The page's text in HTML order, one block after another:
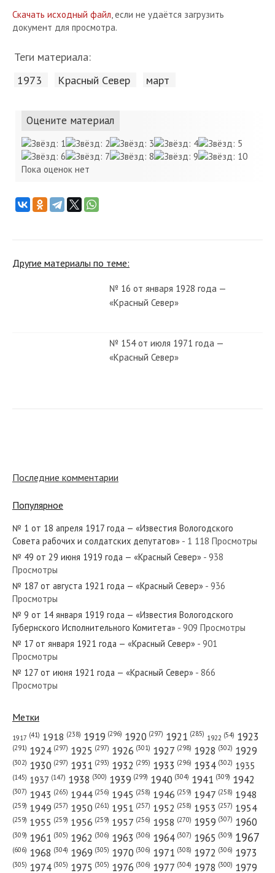
Скачать исходный файл, если не удаётся загрузить
документ для просмотра.
Теги материала:
1973 Красный Cевер март
Оцените материал
Пока оценок нет
Другие материалы по теме:
№ 16 от января 1928 года —
«Красный Север»
№ 154 от июля 1971 года —
«Красный Север»
№ 227 от сентября 1934 года —
№ 58 от марта 1949 года —
«Красный Север»
№ 262 от ноября 1979 года —
Последние комментарии
Популярное
№ 1 от 18 апреля 1917 года — «Известия Вологодского
Совета рабочих и солдатских депутатов» - 1 118 Просмотры
№ 49 от 29 июня 1919 года — «Красный Север» - 938
Просмотры
№ 187 от августа 1921 года — «Красный Север» - 936
Просмотры
№ 9 от 14 января 1919 года — «Известия Вологодского
Губернского Исполнительного Комитета» - 909 Просмотры
№ 17 от января 1921 года — «Красный Север» - 901
Просмотры
№ 127 от июня 1921 года — «Красный Север» - 866
Просмотры
Метки
1917 (41) 1918 (238) 1919 (296) 1920 (297) 1921 (285) 1922 (54) 1923
(291) 1924 (297) 1925 (297) 1926 (301) 1927 (298) 1928 (302) 1929
(302) 1930 (297) 1931 (293) 1932 (295) 1933 (296) 1934 (302) 1935
(145) 1937 (147) 1938 (300) 1939 (299) 1940 (304) 1941 (309) 1942
(307) 1943 (265) 1944 (256) 1945 (258) 1946 (259) 1947 (258) 1948
(259) 1949 (257) 1950 (261) 1951 (257) 1952 (258) 1953 (257) 1954
(259) 1955 (259) 1956 (259) 1957 (256) 1958 (270) 1959 (307) 1960
(309) 1961 (305) 1962 (306) 1963 (306) 1964 (307) 1965 (309) 1967
(606) 1968 (304) 1969 (305) 1970 (306) 1971 (308) 1972 (306) 1973
(305) 1974 (305) 1975 (305) 1976 (306) 1977 (304) 1978 (300) 1979